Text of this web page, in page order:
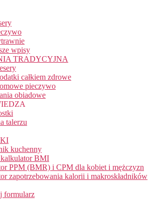
wpisy
TRADYCYJNA
całkiem zdrowe
pieczywo
obiadowe
talerzu
kuchenny
kalkulator BMI
PPM (BMR) i CPM dla kobiet i mężczyzn
zapotrzebowania kalorii i makroskładników
formularz